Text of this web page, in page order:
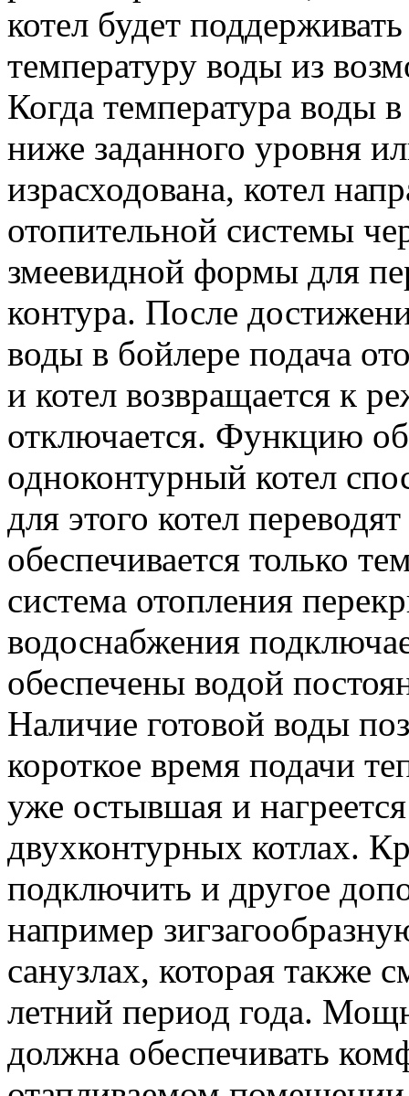
котел будет
температуру воды из
Когда температура воды
ниже заданного уровня
израсходована, котел
отопительной системы
змеевидной формы для
контура. После
воды в бойлере подача
и котел возвращается к
отключается. Функцию
одноконтурный котел
для этого котел
обеспечивается только
система отопления
водоснабжения
обеспечены водой
Наличие готовой воды
короткое время подачи
уже остывшая и
двухконтурных котлах.
подключить и другое
например
санузлах, которая также
летний период года.
должна обеспечивать